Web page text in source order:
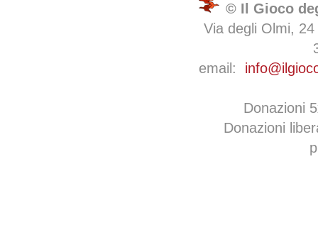
© Il Gioco
Via degli Olmi,
email:
Donazioni
Donazioni